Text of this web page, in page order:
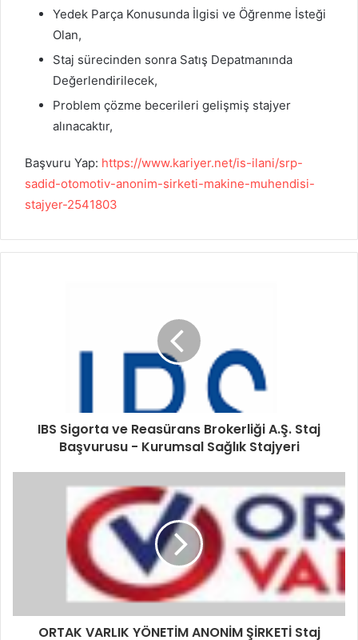
Yedek Parça Konusunda İlgisi ve Öğrenme İsteği
Olan,
Staj sürecinden sonra Satış Depatmanında
Değerlendirilecek,
Problem çözme becerileri gelişmiş stajyer
alınacaktır,
Başvuru Yap: https://www.kariyer.net/is-ilani/srp-
sadid-otomotiv-anonim-sirketi-makine-muhendisi-
stajyer-2541803
IBS Sigorta ve Reasürans Brokerliği A.Ş. Staj
Başvurusu - Kurumsal Sağlık Stajyeri
ORTAK VARLIK YÖNETİM ANONİM ŞİRKETİ Staj